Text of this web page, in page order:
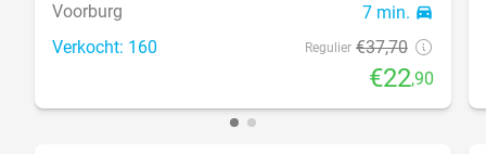
Voorburg 7 min. directions_car
Verkocht: 160 Regulier €37,70
€22,90